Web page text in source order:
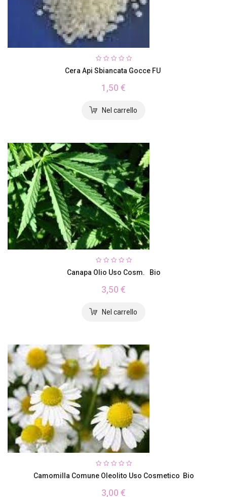
Cera Api Sbiancata Gocce FU
1,50 €
Canapa Olio Uso Cosm. Bio
3,50 €
Camomilla Comune Oleolito Uso Cosmetico Bio
3,00 €